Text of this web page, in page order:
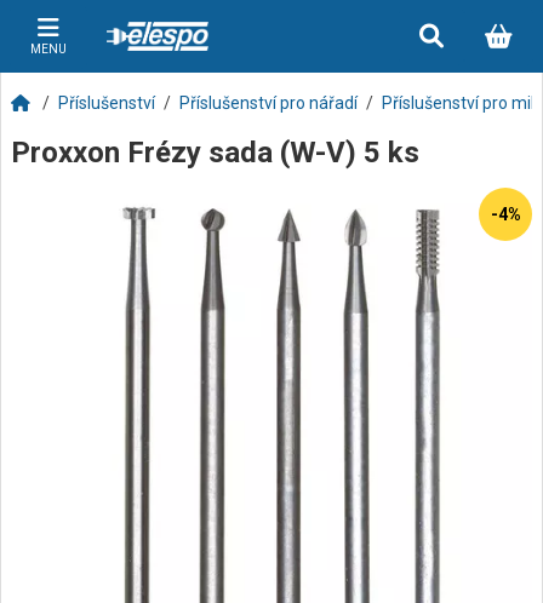
MENU
Příslušenství Příslušenství pro nářadí Příslušenství pro
Proxxon Frézy sada (W-V) 5 ks
-4%